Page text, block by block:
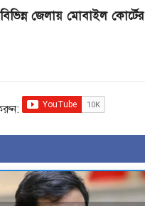
জেলায় মোবাইল কোর্টের